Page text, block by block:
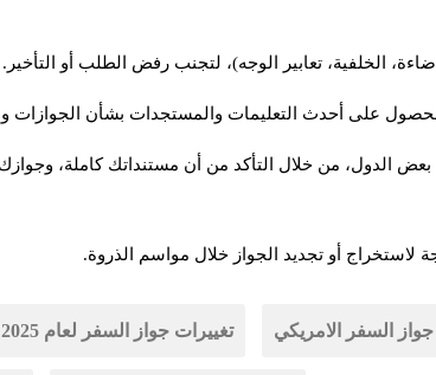
الخلفية، تعابير الوجه)، لتجنب رفض الطلب أو التأخير.
على أحدث التعليمات والمستجدات بشأن الجوازات
لاستخراج أو تجديد الجواز خلال مواسم الذروة.
تغييرات جواز السفر لعام 2025 جواز السفر الامريكي